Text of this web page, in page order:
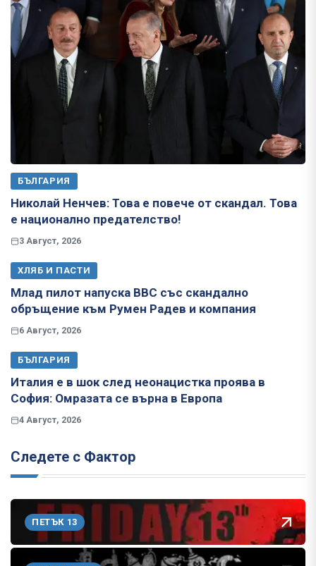
БЪЛГАРИЯ
Николай Ненчев: Това е повече от скандал. Това
е национално предателство!
3 Август, 2026
ХЛЯБ И ПАСТИ
Млад пилот напуска ВВС със скандално
обръщение към Румен Радев и компания
6 Август, 2026
БЪЛГАРИЯ
Италия е в шок след неонацистка проява в
София: Омразата се върна в Европа
4 Август, 2026
Следете с Фактор
ПЕТЪК 13